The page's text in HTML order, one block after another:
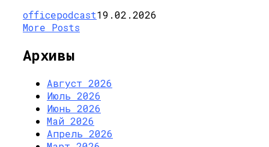
officepodcast19.02.2026
More Posts
Архивы
Август 2026
Июль 2026
Июнь 2026
Май 2026
Апрель 2026